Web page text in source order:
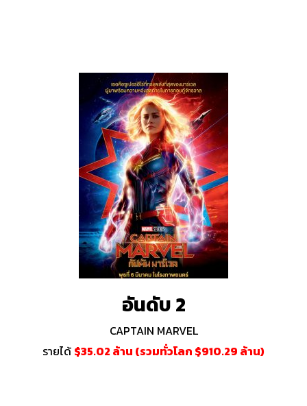
อันดับ 2
CAPTAIN MARVEL
รายได้ $35.02 ล้าน (รวมทั่วโลก $910.29 ล้าน)